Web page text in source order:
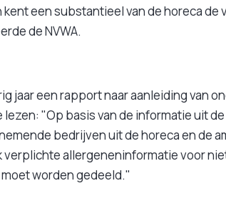
een substantieel van de horeca
de NVWA.
jaar een rapport naar aanleiding van
lezen: "Op basis van de informatie uit
bedrijven uit de horeca en de
allergeneninformatie voor
worden gedeeld."